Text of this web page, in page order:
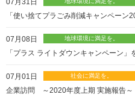
07月31日
「使い捨てプラごみ削減キャンペーン
07月08日
「プラス ライトダウンキャンペーン」
07月01日
企業訪問 ～2020年度上期 実施報告～